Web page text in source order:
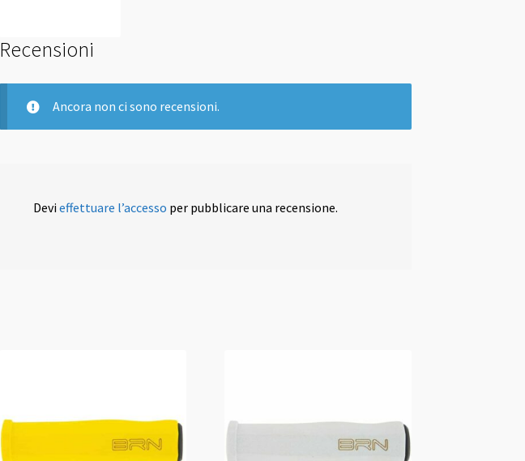
Recensioni
Ancora non ci sono recensioni.
Devieffettuare l’accesso per pubblicare una recensione.